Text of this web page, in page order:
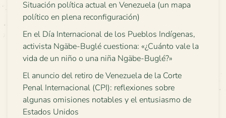
Situación política actual en Venezuela (un mapa
político en plena reconfiguración)
En el Día Internacional de los Pueblos Indígenas,
activista Ngäbe-Buglé cuestiona: «¿Cuánto vale la
vida de un niño o una niña Ngäbe-Buglé?»
El anuncio del retiro de Venezuela de la Corte
Penal Internacional (CPI): reflexiones sobre
algunas omisiones notables y el entusiasmo de
Estados Unidos